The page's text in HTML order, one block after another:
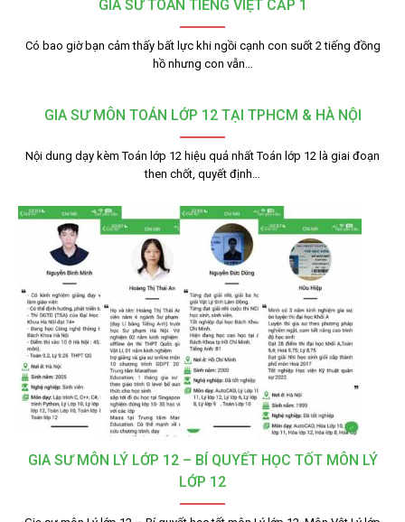
GIA SƯ TOÁN TIẾNG VIỆT CẤP 1
Có bao giờ bạn cảm thấy bất lực khi ngồi cạnh con suốt 2 tiếng đồng
hồ nhưng con vẫn…
GIA SƯ MÔN TOÁN LỚP 12 TẠI TPHCM & HÀ NỘI
Nội dung dạy kèm Toán lớp 12 hiệu quả nhất Toán lớp 12 là giai đoạn
then chốt, quyết định…
GIA SƯ MÔN LÝ LỚP 12 – BÍ QUYẾT HỌC TỐT MÔN LÝ
LỚP 12